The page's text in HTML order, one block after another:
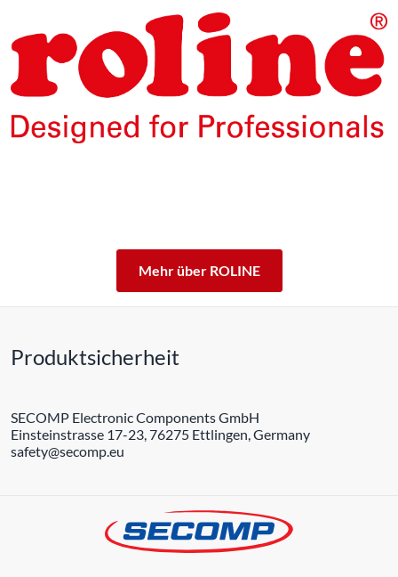
Mehr über ROLINE
Produktsicherheit
SECOMP Electronic Components GmbH
Einsteinstrasse 17-23, 76275 Ettlingen, Germany
safety@secomp.eu